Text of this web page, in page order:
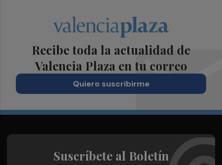
Recibe toda la actualidad de
Valencia Plaza en tu correo
Quiero suscribirme
Suscríbete al Boletín